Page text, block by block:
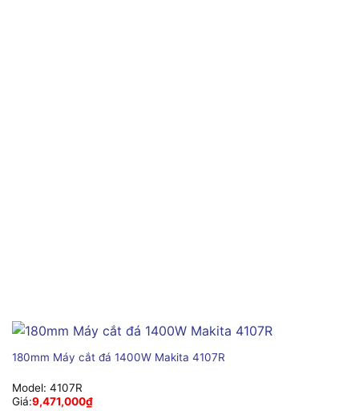
180mm Máy cắt đá 1400W Makita 4107R
Model: 4107R
Giá:9,471,000₫